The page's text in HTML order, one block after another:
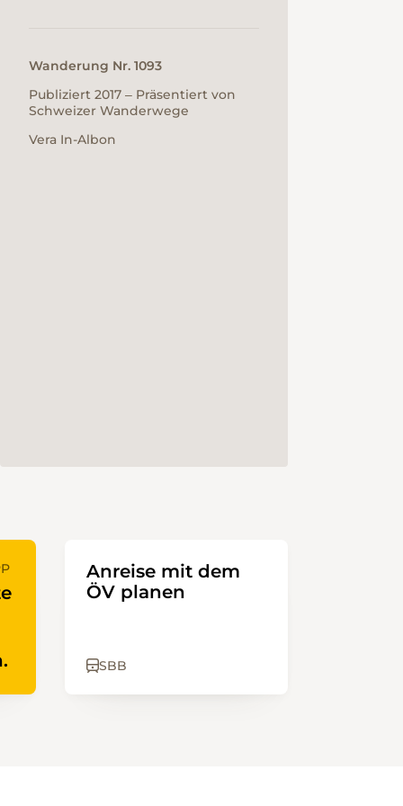
Wanderung Nr. 1093
Publiziert 2017 ‒ Präsentiert von
Schweizer Wanderwege
Vera In-Albon
Anreise mit dem
ÖV planen
SBB